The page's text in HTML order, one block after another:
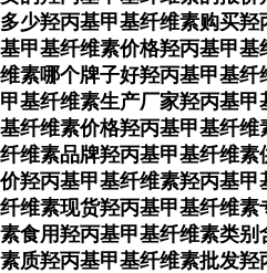
多少羟丙基甲基纤维素购买
基甲基纤维素价格羟丙基甲
维素哪个牌子好羟丙基甲基
甲基纤维素生产厂家羟丙基
基纤维素价格羟丙基甲基纤
纤维素品牌羟丙基甲基纤维
价羟丙基甲基纤维素羟丙基
纤维素现货羟丙基甲基纤维
素食用羟丙基甲基纤维素类
素质羟丙基甲基纤维素批发